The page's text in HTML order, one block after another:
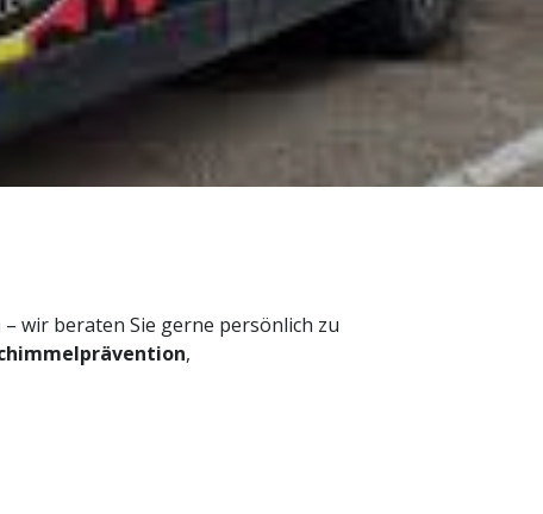
– wir beraten Sie gerne persönlich zu
,